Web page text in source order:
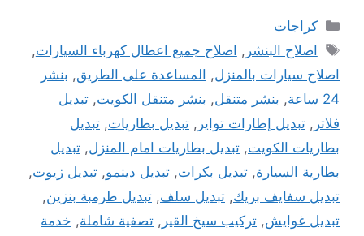
التصنيفات
كراجات
الوسوم
اصلاح البنشر , اصلاح جميع اعطال كهرباء السيارات,
اصلاح سيارات بالمنزل, المساعدة على الطريق, بنشر
24 ساعة
, بنشر متنقل, بنشر متنقل الكويت, تبديل
فلاتر , تبديل إطارات تواير , تبديل بطاريات, تبديل
بطاريات الكويت, تبديل بطاريات امام المنزل, تبديل
بطارية السيارة, تبديل بكرات, تبديل دينمو, تبديل زيوت,
تبديل سفايف بريك, تبديل سلف, تبديل طرمبة بنزين,
تبديل غوايش, تركيب سيخ القير , تصفية شاملة, خدمة